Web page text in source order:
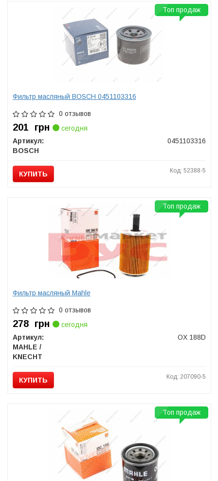
Фильтр масляный BOSCH 0451103316
0 отзывов
201 грн
сегодня
Артикул:
0451103316
BOSCH
КУПИТЬ Код: 52388-5
Топ продаж
Фильтр масляный Mahle
0 отзывов
278 грн
сегодня
Артикул:
OX 188D
MAHLE /
KNECHT
КУПИТЬ Код: 207090-5
Топ продаж
Топ продаж